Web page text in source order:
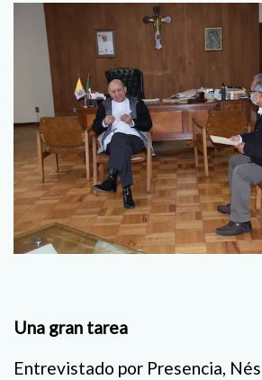
Una gran tarea
Entrevistado por Presencia,